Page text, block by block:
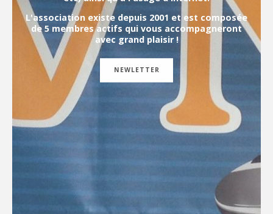
L'association existe depuis 2001 et est composée
de 5 membres actifs qui vous accompagneront
avec grand plaisir !
NEWLETTER